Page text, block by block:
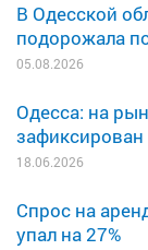
В Одесской
подорожала
05.08.2026
Одесса: на
зафиксирован
18.06.2026
Спрос на
упал на 27%